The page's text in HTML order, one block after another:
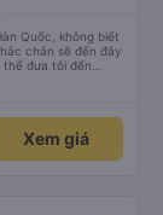
Quốc, không biết
chắn sẽ đến đây
thể đưa tôi đến
tâm. của mọi
đã giúp tôi. Nếu
vì nó chắc hẳn
rất nhiều tài
không xuống xe
Xem giá